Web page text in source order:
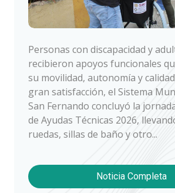
Personas con discapacidad y
recibieron apoyos funcionales
su movilidad, autonomía y
gran satisfacción, el Sistema
San Fernando concluyó la
de Ayudas Técnicas 2026,
ruedas, sillas de baño y otro...
Noticia Completa